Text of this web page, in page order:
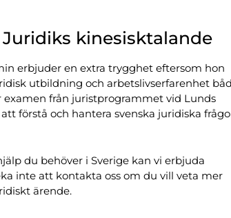
kinesisktalande
erbjuder en extra trygghet eftersom hon
utbildning och arbetslivserfarenhet
examen från juristprogrammet vid Lunds
förstå och hantera svenska juridiska
du behöver i Sverige kan vi erbjuda
inte att kontakta oss om du vill veta mer
ärende.